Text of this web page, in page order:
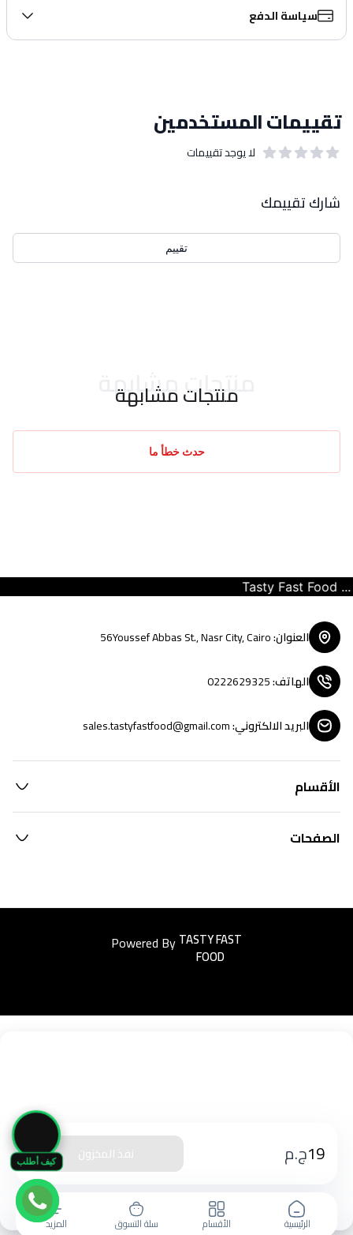
كيف أطلب
سياسة الدفع
تقييمات المستخدمين
لا يوجد تقييمات
شارك تقييمك
تقييم
منتجات مشابهة
منتجات مشابهة
حدث خطأ ما
19ج.م نفذ المخزون
الرئيسية الأقسام سلة التسوق المزيد
Tasty Fast Food ...
العنوان:
56Youssef Abbas St., Nasr City, Cairo
الهاتف:
0222629325
البريد الالكتروني:
sales.tastyfastfood@gmail.com
الأقسام
الصفحات
Powered ByEasyorders